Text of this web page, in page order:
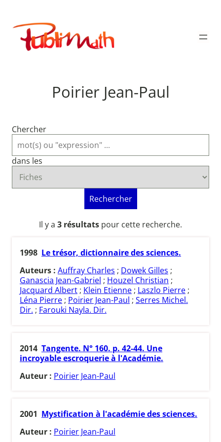
contenu
Publimath
Poirier Jean-Paul
Chercher
dans les
Rechercher
Il y a 3 résultats pour cette recherche.
1998 Le trésor, dictionnaire des sciences.
Auteurs : Auffray Charles ; Dowek Gilles ;
Ganascia Jean-Gabriel ; Houzel Christian ;
Jacquard Albert ; Klein Etienne ; Laszlo Pierre ;
Léna Pierre ; Poirier Jean-Paul ; Serres Michel.
Dir. ; Farouki Nayla. Dir.
2014 Tangente. N° 160. p. 42-44. Une
incroyable escroquerie à l'Académie.
Auteur : Poirier Jean-Paul
2001 Mystification à l'académie des sciences.
Auteur : Poirier Jean-Paul